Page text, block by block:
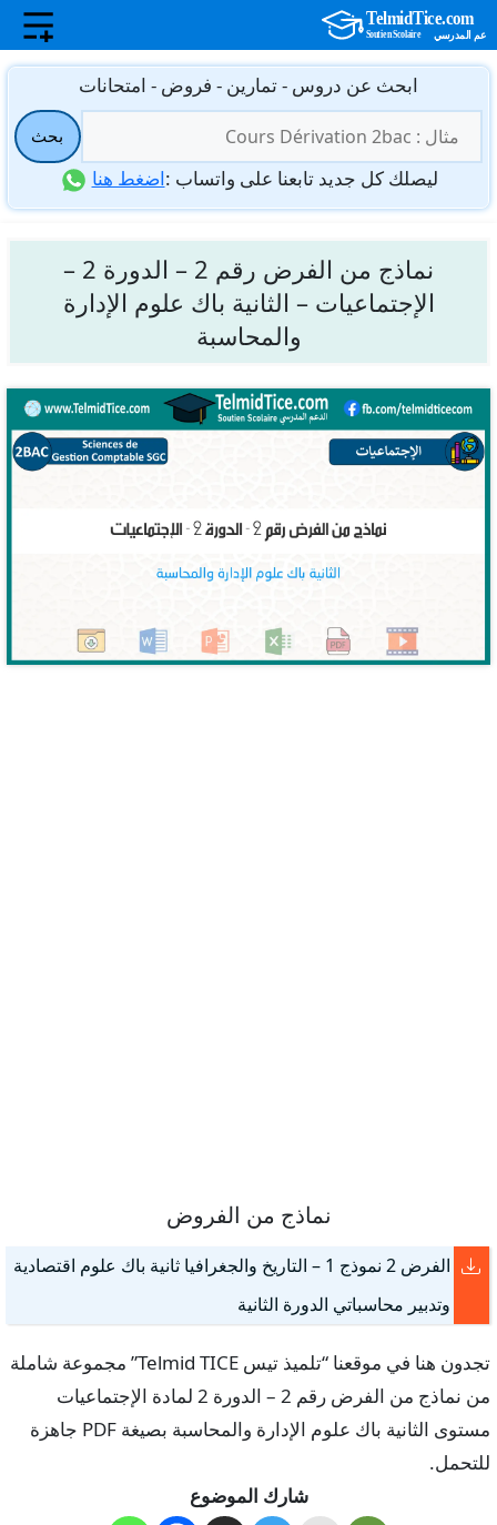
انتقل
المحتوى
ابحث عن دروس - تمارين - فروض - امتحانات
عن:
بحث
ليصلك كل جديد تابعنا على واتساب :اضغط هنا
نماذج من الفرض رقم 2 – الدورة 2 –
الإجتماعيات – الثانية باك علوم الإدارة
والمحاسبة
نماذج من الفروض
الفرض 2 نموذج 1 – التاريخ والجغرافيا ثانية باك علوم اقتصادية
وتدبير محاسباتي الدورة الثانية
تجدون هنا في موقعنا “تلميذ تيس Telmid TICE” مجموعة شاملة
من نماذج من الفرض رقم 2 – الدورة 2 لمادة الإجتماعيات
مستوى الثانية باك علوم الإدارة والمحاسبة بصيغة PDF جاهزة
للتحمل.
شارك الموضوع